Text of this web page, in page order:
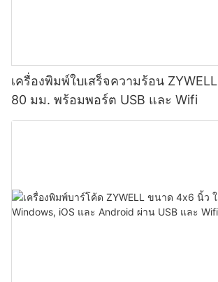
เครื่องพิมพ์ใบเสร็จความร้อน
80 มม. พร้อมพอร์ต USB และ Wifi